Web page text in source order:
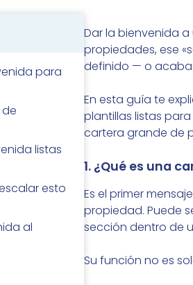
para
listas
esto
al
Dar la bienvenida
propiedades, ese
definido — o
En esta guía te
plantillas listas
cartera grande de
1. ¿Qué es una
Es el primer
propiedad. Puede
sección dentro de
Su función no es